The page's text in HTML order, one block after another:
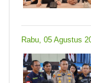
Rabu, 05 Agustus